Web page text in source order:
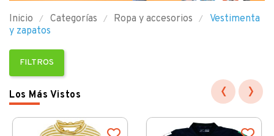
Inicio Categorías Ropa y accesorios
Vestimenta
y zapatos
FILTROS
Los Más Vistos ‹ ›